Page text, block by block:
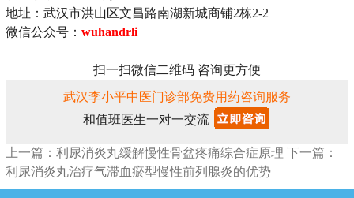
地址：武汉市洪山区文昌路南湖新城商铺2栋2-2
微信公众号： wuhandrli
扫一扫微信二维码 咨询更方便
武汉李小平中医门诊部免费用药咨询服务
和值班医生一对一交流
上一篇：利尿消炎丸缓解慢性骨盆疼痛综合症原理 下一篇：
利尿消炎丸治疗气滞血瘀型慢性前列腺炎的优势